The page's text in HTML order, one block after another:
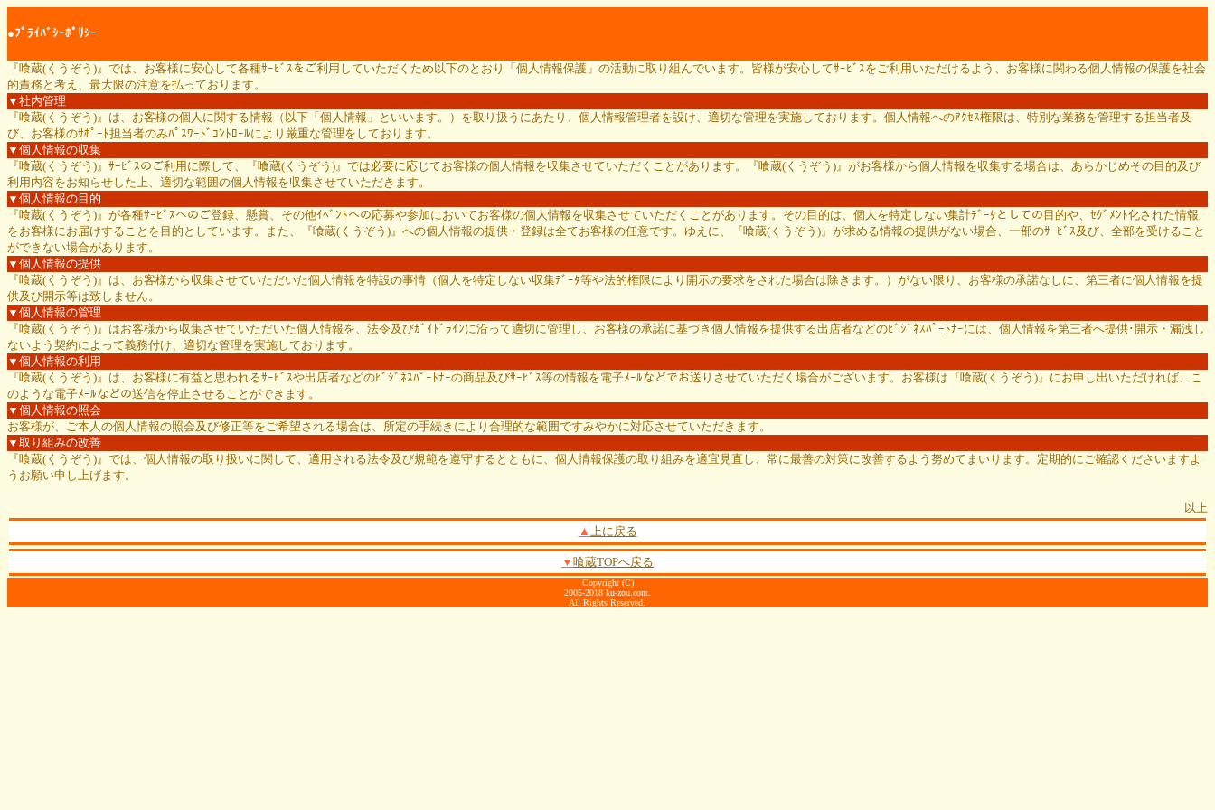
●ﾌﾟﾗｲﾊﾞｼｰﾎﾟﾘｼｰ
『喰蔵(くうぞう)』では、お客様に安心して各種ｻｰﾋﾞｽをご利用していただくため以下のとおり「個人情報保護」の活動に取り組んでいます。皆様が安心してｻｰﾋﾞｽをご利用いただけるよう、お客様に関わる個人情報の保護を社会
的責務と考え、最大限の注意を払っております。
▼社内管理
『喰蔵(くうぞう)』は、お客様の個人に関する情報（以下「個人情報」といいます。）を取り扱うにあたり、個人情報管理者を設け、適切な管理を実施しております。個人情報へのｱｸｾｽ権限は、特別な業務を管理する担当者及
び、お客様のｻﾎﾟｰﾄ担当者のみﾊﾟｽﾜｰﾄﾞｺﾝﾄﾛｰﾙにより厳重な管理をしております。
▼個人情報の収集
『喰蔵(くうぞう)』ｻｰﾋﾞｽのご利用に際して、『喰蔵(くうぞう)』では必要に応じてお客様の個人情報を収集させていただくことがあります。『喰蔵(くうぞう)』がお客様から個人情報を収集する場合は、あらかじめその目的及び
利用内容をお知らせした上、適切な範囲の個人情報を収集させていただきます。
▼個人情報の目的
『喰蔵(くうぞう)』が各種ｻｰﾋﾞｽへのご登録、懸賞、その他ｲﾍﾞﾝﾄへの応募や参加においてお客様の個人情報を収集させていただくことがあります。その目的は、個人を特定しない集計ﾃﾞｰﾀとしての目的や、ｾｸﾞﾒﾝﾄ化された情報
をお客様にお届けすることを目的としています。また、『喰蔵(くうぞう)』への個人情報の提供・登録は全てお客様の任意です。ゆえに、『喰蔵(くうぞう)』が求める情報の提供がない場合、一部のｻｰﾋﾞｽ及び、全部を受けること
ができない場合があります。
▼個人情報の提供
『喰蔵(くうぞう)』は、お客様から収集させていただいた個人情報を特設の事情（個人を特定しない収集ﾃﾞｰﾀ等や法的権限により開示の要求をされた場合は除きます。）がない限り、お客様の承諾なしに、第三者に個人情報を提
供及び開示等は致しません。
▼個人情報の管理
『喰蔵(くうぞう)』はお客様から収集させていただいた個人情報を、法令及びｶﾞｲﾄﾞﾗｲﾝに沿って適切に管理し、お客様の承諾に基づき個人情報を提供する出店者などのﾋﾞｼﾞﾈｽﾊﾟｰﾄﾅｰには、個人情報を第三者へ提供･開示・漏洩し
ないよう契約によって義務付け、適切な管理を実施しております。
▼個人情報の利用
『喰蔵(くうぞう)』は、お客様に有益と思われるｻｰﾋﾞｽや出店者などのﾋﾞｼﾞﾈｽﾊﾟｰﾄﾅｰの商品及びｻｰﾋﾞｽ等の情報を電子ﾒｰﾙなどでお送りさせていただく場合がございます。お客様は『喰蔵(くうぞう)』にお申し出いただければ、こ
のような電子ﾒｰﾙなどの送信を停止させることができます。
▼個人情報の照会
お客様が、ご本人の個人情報の照会及び修正等をご希望される場合は、所定の手続きにより合理的な範囲ですみやかに対応させていただきます。
▼取り組みの改善
『喰蔵(くうぞう)』では、個人情報の取り扱いに関して、適用される法令及び規範を遵守するとともに、個人情報保護の取り組みを適宜見直し、常に最善の対策に改善するよう努めてまいります。定期的にご確認くださいますよ
うお願い申し上げます。
以上
▲ 上に戻る
▼ 喰蔵TOPへ戻る
Copyright (C)
2005-2018 ku-zou.com.
All Rights Reserved.